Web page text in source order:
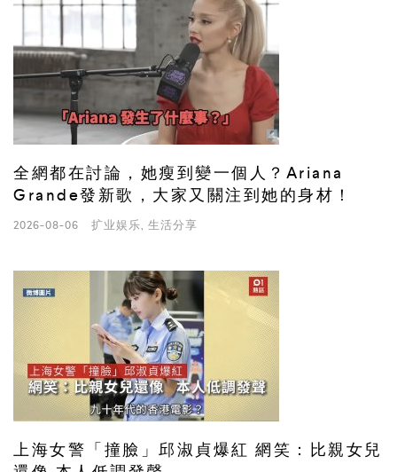
全網都在討論，她瘦到變一個人？Ariana
Grande發新歌，大家又關注到她的身材！
2026-08-06 扩业娱乐, 生活分享
上海女警「撞臉」邱淑貞爆紅 網笑：比親女兒